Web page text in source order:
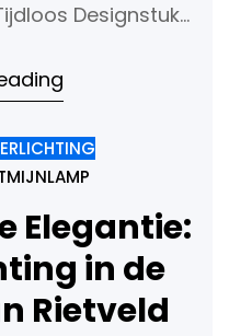
Designstuk
Rietveld, is
stuk dat de tand
doorstaan. Met
geometrische
lamp een
Elegantie:
in de
Rietveld